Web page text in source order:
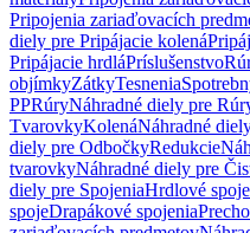
Pripojenia zariaďovacích
diely pre Pripájacie kolená
Pripájacie hrdláPríslušenstvo
objímkyZátkyTesnenia
PPRúryNáhradné diely pre
TvarovkyKolenáNáhradné
diely pre OdbočkyRedukcie
tvarovkyNáhradné diely pre
diely pre SpojeniaHrdlové spoje
spojeDrapákové spojenia